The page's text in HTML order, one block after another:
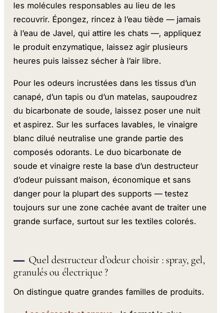
les molécules responsables au lieu de les
recouvrir. Épongez, rincez à l’eau tiède — jamais
à l’eau de Javel, qui attire les chats —, appliquez
le produit enzymatique, laissez agir plusieurs
heures puis laissez sécher à l’air libre.
Pour les odeurs incrustées dans les tissus d’un
canapé, d’un tapis ou d’un matelas, saupoudrez
du bicarbonate de soude, laissez poser une nuit
et aspirez. Sur les surfaces lavables, le vinaigre
blanc dilué neutralise une grande partie des
composés odorants. Le duo bicarbonate de
soude et vinaigre reste la base d’un destructeur
d’odeur puissant maison, économique et sans
danger pour la plupart des supports — testez
toujours sur une zone cachée avant de traiter une
grande surface, surtout sur les textiles colorés.
Quel destructeur d’odeur choisir : spray, gel,
granulés ou électrique ?
On distingue quatre grandes familles de produits.